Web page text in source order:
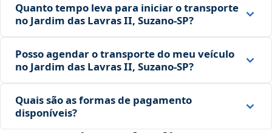
Quanto tempo leva para iniciar o transporte
no Jardim das Lavras II, Suzano‑SP?
Posso agendar o transporte do meu veículo
no Jardim das Lavras II, Suzano‑SP?
Quais são as formas de pagamento
disponíveis?